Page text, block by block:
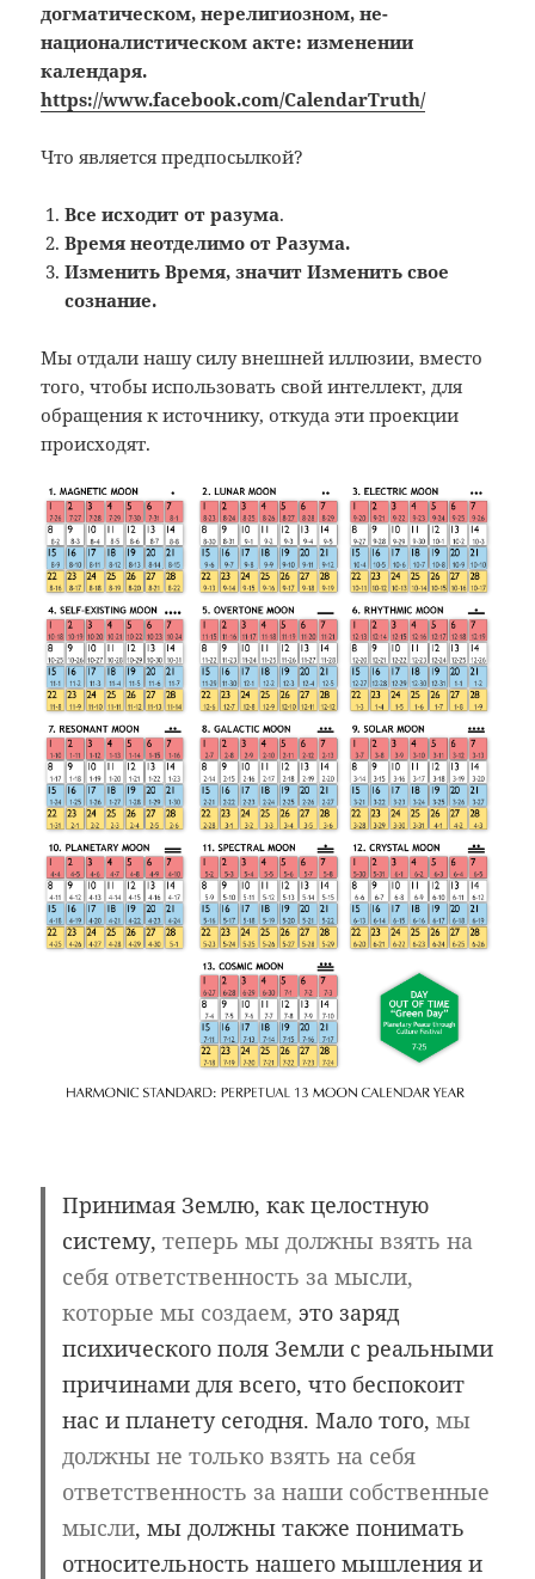
догматическом, нерелигиозном, не-
националистическом акте: изменении
календаря.
https://www.facebook.com/CalendarTruth/
Что является предпосылкой?
Все исходит от разума.
Время неотделимо от Разума.
Изменить Время, значит Изменить свое
сознание.
Мы отдали нашу силу внешней иллюзии, вместо
того, чтобы использовать свой интеллект, для
обращения к источнику, откуда эти проекции
происходят.
Принимая Землю, как целостную
систему, теперь мы должны взять на
себя ответственность за мысли,
которые мы создаем, это заряд
психического поля Земли с реальными
причинами для всего, что беспокоит
нас и планету сегодня. Мало того, мы
должны не только взять на себя
ответственность за наши собственные
мысли, мы должны также понимать
относительность нашего мышления и